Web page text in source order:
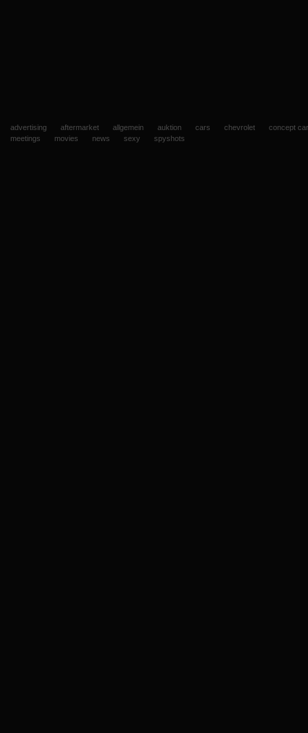
advertising aftermarket allgemein auktion cars chevrolet
concept
meetings
movies news sexy spyshots